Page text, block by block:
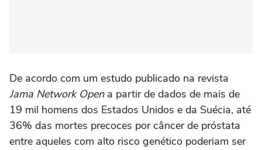
De acordo com um estudo publicado na revista
Jama Network Opena partir de dados de mais de
19 mil homens dos Estados Unidos e da Suécia, até
36% das mortes precoces por câncer de próstata
entre aqueles com alto risco genético poderiam ser